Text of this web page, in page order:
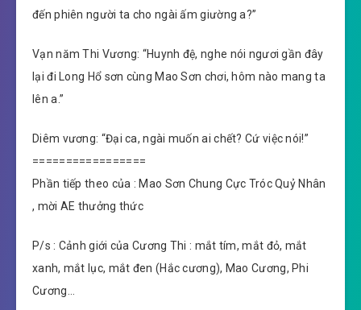
đến phiên người ta cho ngài ấm giường a?”
Vạn năm Thi Vương: “Huynh đệ, nghe nói ngươi gần đây
lại đi Long Hổ sơn cùng Mao Sơn chơi, hôm nào mang ta
lên a.”
Diêm vương: “Đại ca, ngài muốn ai chết? Cứ việc nói!”
=================
Phần tiếp theo của : Mao Sơn Chung Cực Tróc Quỷ Nhân
, mời AE thưởng thức
P/s : Cảnh giới của Cương Thi : mắt tím, mắt đỏ, mắt
xanh, mắt lục, mắt đen (Hắc cương), Mao Cương, Phi
Cương…